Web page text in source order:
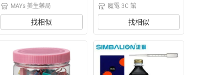
MAYs 美生藥局
找相似
魔電 3C 館
找相似